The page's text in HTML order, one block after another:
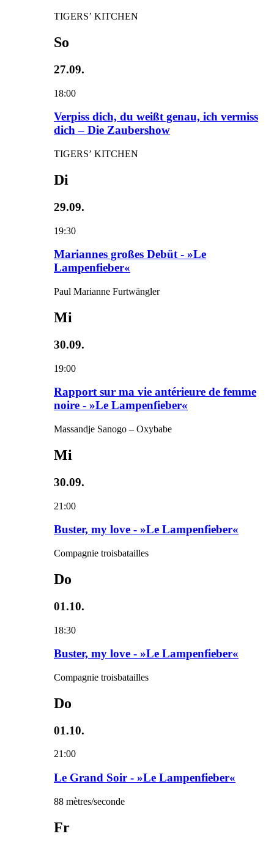
TIGERS’ KITCHEN
So
27.09.
18:00
Verpiss dich, du weißt genau, ich vermiss
dich – Die Zaubershow
TIGERS’ KITCHEN
Di
29.09.
19:30
Mariannes großes Debüt - »Le
Lampenfieber«
Paul Marianne Furtwängler
Mi
30.09.
19:00
Rapport sur ma vie antérieure de femme
noire - »Le Lampenfieber«
Massandje Sanogo – Oxybabe
Mi
30.09.
21:00
Buster, my love - »Le Lampenfieber«
Compagnie troisbatailles
Do
01.10.
18:30
Buster, my love - »Le Lampenfieber«
Compagnie troisbatailles
Do
01.10.
21:00
Le Grand Soir - »Le Lampenfieber«
88 mètres/seconde
Fr